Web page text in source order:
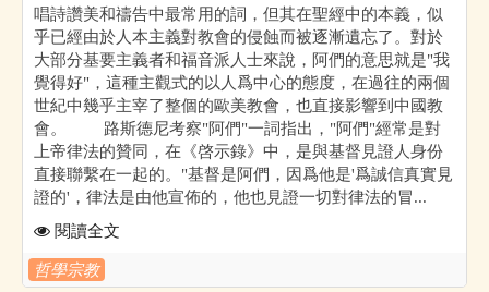
唱詩讚美和禱告中最常用的詞，但其在聖經中的本義，似
乎已經由於人本主義對教會的侵蝕而被逐漸遺忘了。對於
大部分基要主義者和福音派人士來說，阿們的意思就是"我
覺得好"，這種主觀式的以人爲中心的態度，在過往的兩個
世紀中幾乎主宰了整個的歐美教會，也直接影響到中國教
會。 路斯德尼考察"阿們"一詞指出，"阿們"經常是對
上帝律法的贊同，在《啓示錄》中，是與基督見證人身份
直接聯繫在一起的。"基督是阿們，因爲他是'爲誠信真實見
證的'，律法是由他宣佈的，他也見證一切對律法的冒...
閱讀全文
哲學宗教